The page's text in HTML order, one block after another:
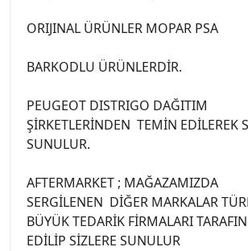
ORIJINAL ÜRÜNLER MOPAR PSA
BARKODLU ÜRÜNLERDİR.
PEUGEOT DISTRIGO DAĞITIM
ŞİRKETLERİNDEN TEMİN EDİLEREK
SUNULUR.
AFTERMARKET ; MAĞAZAMIZDA
SERGİLENEN DİĞER MARKALAR
BÜYÜK TEDARİK FİRMALARI
EDİLİP SİZLERE SUNULUR